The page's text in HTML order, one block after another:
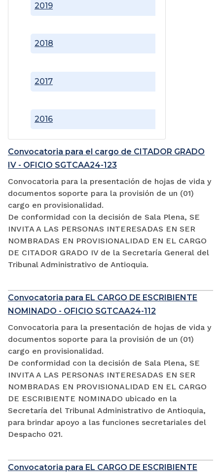
2016
2017
2018
2019
Convocatoria para el cargo de CITADOR GRADO
IV - OFICIO SGTCAA24-123
Convocatoria para la presentación de hojas de vida y
documentos soporte para la provisión de un (01)
cargo en provisionalidad.
De conformidad con la decisión de Sala Plena, SE
INVITA A LAS PERSONAS INTERESADAS EN SER
NOMBRADAS EN PROVISIONALIDAD EN EL CARGO
DE CITADOR GRADO IV de la Secretaría General del
Tribunal Administrativo de Antioquia.
Convocatoria para EL CARGO DE ESCRIBIENTE
NOMINADO - OFICIO SGTCAA24-112
Convocatoria para la presentación de hojas de vida y
documentos soporte para la provisión de un (01)
cargo en provisionalidad.
De conformidad con la decisión de Sala Plena, SE
INVITA A LAS PERSONAS INTERESADAS EN SER
NOMBRADAS EN PROVISIONALIDAD EN EL CARGO
DE ESCRIBIENTE NOMINADO ubicado en la
Secretaría del Tribunal Administrativo de Antioquia,
para brindar apoyo a las funciones secretariales del
Despacho 021.
Convocatoria para EL CARGO DE ESCRIBIENTE